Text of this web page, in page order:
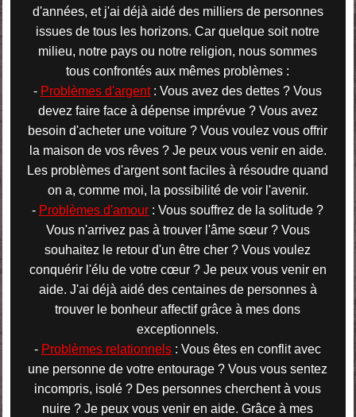
d'années, et j'ai déjà aidé des milliers de personnes
issues de tous les horizons. Car quelque soit notre
milieu, notre pays ou notre religion, nous sommes
tous confrontés aux mêmes problèmes :
- Problèmes d'argent: Vous avez des dettes ? Vous
devez faire face à dépense imprévue ? Vous avez
besoin d'acheter une voiture ? Vous voulez vous offrir
la maison de vos rêves ? Je peux vous venir en aide.
Les problèmes d'argent sont faciles à résoudre quand
on a, comme moi, la possibilité de voir l'avenir.
- Problèmes d'amour : Vous souffrez de la solitude ?
Vous n'arrivez pas à trouver l'âme sœur ? Vous
souhaitez le retour d'un être cher ? Vous voulez
conquérir l'élu de votre cœur ? Je peux vous venir en
aide. J'ai déjà aidé des centaines de personnes à
trouver le bonheur affectif grâce à mes dons
exceptionnels.
- Problèmes relationnels : Vous êtes en conflit avec
une personne de votre entourage ? Vous vous sentez
incompris, isolé ? Des personnes cherchent à vous
nuire ? Je peux vous venir en aide. Grâce à mes